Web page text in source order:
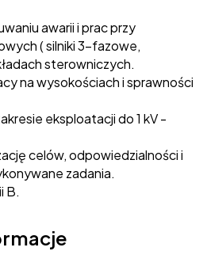
awarii i prac przy
( silniki 3-fazowe,
sterowniczych.
na wysokościach i sprawności
eksploatacji do 1 kV -
celów, odpowiedzialności i
zadania.
B.